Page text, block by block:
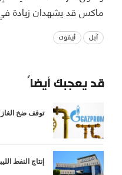
ماكس قد يشهدان زيادة في
آبل أيفون
قد يعجبك أيضاً
توقف ضخ الغاز
إنتاج النفط